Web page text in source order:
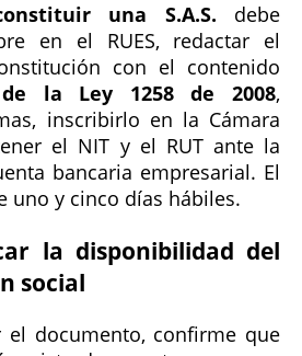
una S.A.S. debe
en el RUES, redactar el
con el contenido
la Ley 1258 de 2008,
inscribirlo en la Cámara
el NIT y el RUT ante la
bancaria empresarial. El
uno y cinco días hábiles.
la disponibilidad del
social
el documento, confirme que